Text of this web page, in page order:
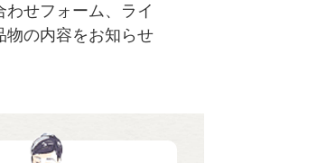
わせフォーム、ライ
物の内容をお知らせ